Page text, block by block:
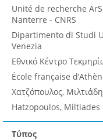
Unité de recherche
Nanterre - CNRS
Dipartimento di Studi
Venezia
Εθνικό Κέντρο
École française
Χατζόπουλος,
Hatzopoulos, Miltiades
Τύπος